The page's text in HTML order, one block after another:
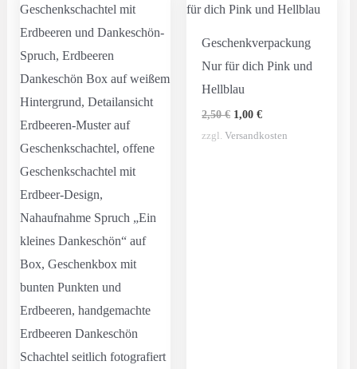
Geschenkverpackung
Nur für dich Pink und
Hellblau
2,50€ Ursprünglicher
war:
1,00€Aktueller
ist:
zzgl.Versandkosten